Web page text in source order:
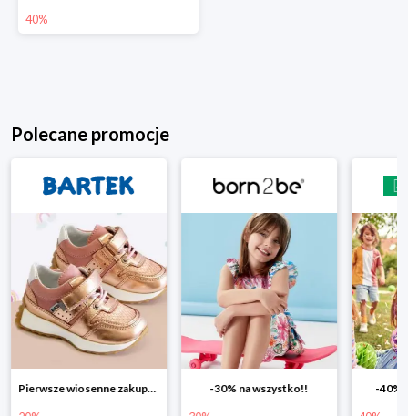
40%
Polecane promocje
Pierwsze wiosenne zakupy -20% -30% na wszystko!! -40% na drugą sztukę